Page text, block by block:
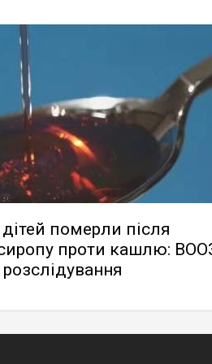
дітей померли після
проти кашлю: